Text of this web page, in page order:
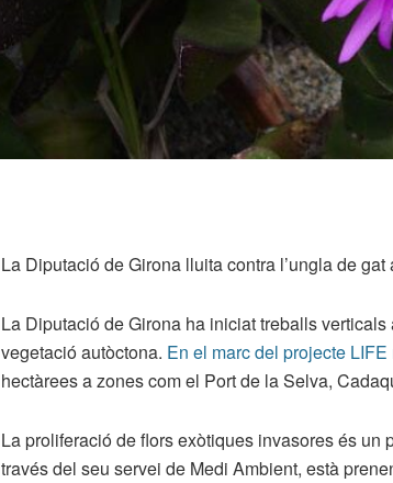
La Diputació de Girona lluita contra l’ungla de
La Diputació de Girona ha iniciat treballs
vegetació autòctona. En el marc del projecte
hectàrees a zones com el Port de la Selva,
La proliferació de flors exòtiques invasores és
través del seu servei de Medi Ambient, està